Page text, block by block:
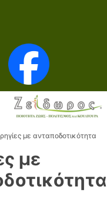
με ανταποδοτικότητα
με